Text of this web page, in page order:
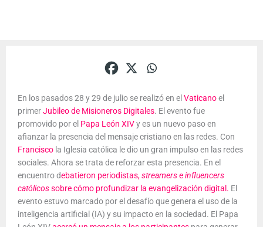
En los pasados 28 y 29 de julio se realizó en el Vaticanoel
primerJubileo de Misioneros Digitales. El evento fue
promovido por el Papa León XIVy es un nuevo paso en
afianzar la presencia del mensaje cristiano en las redes. Con
Francisco la Iglesia católica le dio un gran impulso en las redes
sociales. Ahora se trata de reforzar esta presencia. En el
encuentro debatieron periodistas,streamerseinfluencers
católicossobre cómo profundizar la evangelización digital. El
evento estuvo marcado por el desafío que genera el uso de la
inteligencia artificial (IA) y su impacto en la sociedad. El Papa